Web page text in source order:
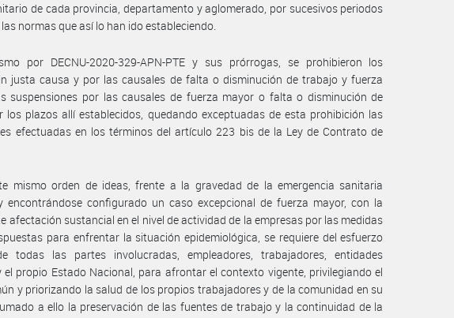
de cada provincia, departamento y aglomerado, por sucesivos periodos
normas que así lo han ido estableciendo.
por DECNU-2020-329-APN-PTE y sus prórrogas, se prohibieron los
justa causa y por las causales de falta o disminución de trabajo y fuerza
suspensiones por las causales de fuerza mayor o falta o disminución de
los plazos allí establecidos, quedando exceptuadas de esta prohibición las
efectuadas en los términos del artículo 223 bis de la Ley de Contrato de
mismo orden de ideas, frente a la gravedad de la emergencia sanitaria
encontrándose configurado un caso excepcional de fuerza mayor, con la
afectación sustancial en el nivel de actividad de la empresas por las medidas
para enfrentar la situación epidemiológica, se requiere del esfuerzo
todas las partes involucradas, empleadores, trabajadores, entidades
el propio Estado Nacional, para afrontar el contexto vigente, privilegiando el
y priorizando la salud de los propios trabajadores y de la comunidad en su
a ello la preservación de las fuentes de trabajo y la continuidad de la